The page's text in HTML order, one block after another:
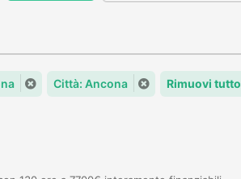
Città: Ancona Rimuovi tutto